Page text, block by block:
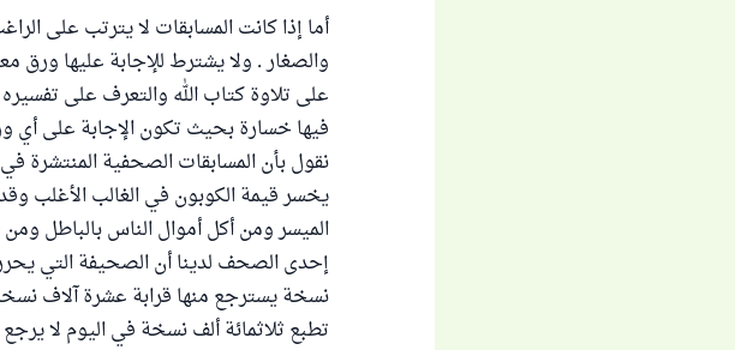
أما إذا كانت المسابقات لا يترتب على
والصغار . ولا يشترط للإجابة عليها ورق
على تلاوة كتاب الله والتعرف على
فيها خسارة بحيث تكون الإجابة على أي
نقول بأن المسابقات الصحفية المنتشرة
يخسر قيمة الكوبون في الغالب الأغلب
الميسر ومن أكل أموال الناس بالباطل
إحدى الصحف لدينا أن الصحيفة التي
نسخة يسترجع منها قرابة عشرة آلاف
تطبع ثلاثمائة ألف نسخة في اليوم لا